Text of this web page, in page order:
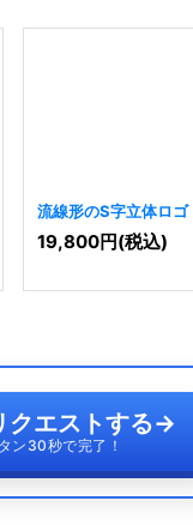
流線形のS字立体ロゴ
19,800円(税込)
クエストする→
ン30秒で完了！